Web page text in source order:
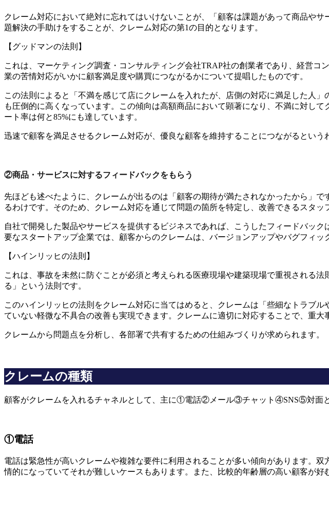
クレーム対応において絶対に忘れてはいけないことが、「顧客は課題があって商品や
題解決の手助けをすることが、クレーム対応の第1の目的となります。
【グッドマンの法則】
これは、マーケティング調査・コンサルティング会社TRAP社の創業者であり、経営
業の苦情対応がいかに顧客満足度や購買につながるかについて提唱したものです。
この法則によると「不満を感じて店にクレームを入れたが、店側の対応に満足した人
も圧倒的に高くなっています。この傾向は高額商品において顕著になり、不満に対し
ート率は何と85%にも達しています。
迅速で顧客を満足させるクレーム対応が、優良な顧客を維持することにつながるという
②商品・サービスに対するフィードバックをもらう
先ほども述べたように、クレームが出るのは「顧客の期待が満たされなかったから」
るわけです。そのため、クレーム対応を通じて問題の箇所を特定し、改善できるスタッ
自社で開発した製品やサービスを提供するビジネスであれば、こうしたフィードバッ
要なスタートアップ企業では、顧客からのクレームは、バージョンアップやバグフィッ
【ハインリッヒの法則】
これは、事故を未然に防ぐことが必須と考えられる医療現場や建築現場で重視される
る」という法則です。
このハインリッヒの法則をクレーム対応に当てはめると、クレームは「些細なトラブ
ていない軽微な不具合の改善も実現できます。クレームに適切に対応することで、重大
クレームから問題点を分析し、各部署で共有するための仕組みづくりが求められます。
クレームの種類
顧客がクレームを入れるチャネルとして、主に①電話②メール③チャット④SNS⑤対面
①電話
電話は緊急性が高いクレームや複雑な要件に利用されることが多い傾向があります。
情的になっていてそれが難しいケースもあります。また、比較的年齢層の高い顧客が好